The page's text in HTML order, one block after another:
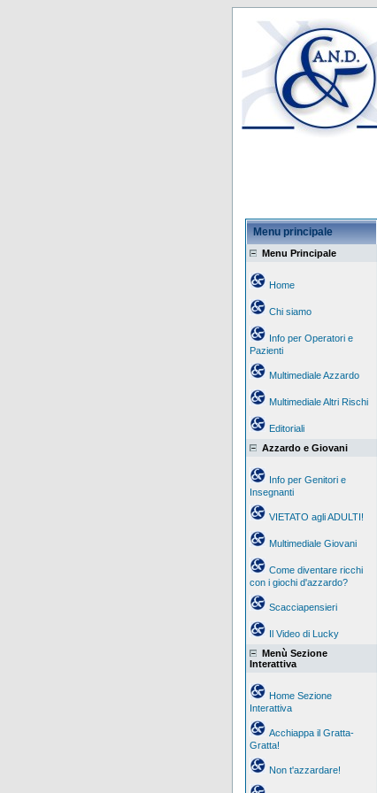
Menu principale
Menu Principale
Home
Chi siamo
Info per Operatori e
Pazienti
Multimediale Azzardo
Multimediale Altri Rischi
Editoriali
Azzardo e Giovani
Info per Genitori e
Insegnanti
VIETATO agli ADULTI!
Multimediale Giovani
Come diventare ricchi
con i giochi d'azzardo?
Scacciapensieri
Il Video di Lucky
Menù Sezione
Interattiva
Home Sezione
Interattiva
Acchiappa il Gratta-
Gratta!
Non t'azzardare!